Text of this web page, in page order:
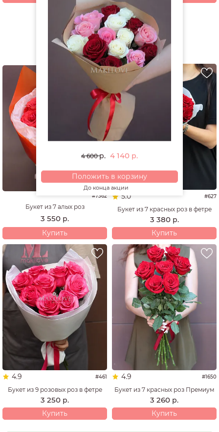
Смотреть все открытки и игрушки
РЕКОМЕНДУЕМ
#7362
Букет из 7 алых роз
3 550 р.
Купить
5.0 #627
Букет из 7 красных роз в фетре
3 380 р.
Купить
4.9 #461
Букет из 9 розовых роз в фетре
3 250 р.
Купить
4.9 #1650
Букет из 7 красных роз Премиум
3 260 р.
Купить
4 600р. 4 140 р.
Положить в корзину
До конца акции